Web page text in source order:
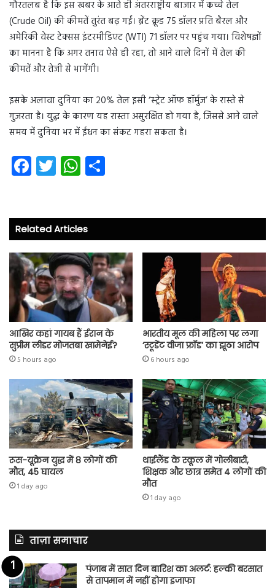
गौरतलब है कि इस खबर के आते ही अंतरराष्ट्रीय बाजार में कच्चे तेल
(Crude Oil) की कीमतें तुरंत बढ़ गईं। ब्रेंट क्रूड 75 डॉलर प्रति बैरल और
अमेरिकी वेस्ट टेक्सस इंटरमीडिएट (WTI) 71 डॉलर पर पहुंच गया। विशेषज्ञों
का मानना है कि अगर तनाव ऐसे ही रहा, तो आने वाले दिनों में तेल की
कीमतें और तेजी से भागेंगी।
इसके अलावा दुनिया का 20% तेल इसी ‘स्ट्रेट ऑफ हॉर्मुज’ के रास्ते से
गुजरता है। युद्ध के कारण यह रास्ता असुरक्षित हो गया है, जिससे आने वाले
समय में दुनिया भर में ईंधन का संकट गहरा सकता है।
Fa
ce
o
ok
T
wi
er
W
ha
A
p
p
Related Articles
आखिर कहां गायब हैं ईरान के
सुप्रीम लीडर मोजतबा खामेनेई?
5 hours ago
भारतीय मूल की महिला पर लगा
‘स्टूडेंट वीजा फ्रॉड’ का झूठा आरोप
6 hours ago
रूस-यूक्रेन युद्ध में 8 लोगों की
मौत, 45 घायल
1 day ago
थाईलैंड के स्कूल में गोलीबारी,
शिक्षक और छात्र समेत 4 लोगों की
मौत
1 day ago
ताज़ा समाचार
पंजाब में सात दिन बारिश का अलर्ट: हल्की बरसात
से तापमान में नहीं होगा इजाफा